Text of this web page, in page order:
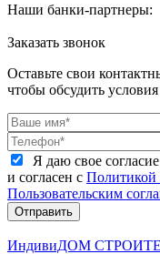
Наши банки-партнеры:
Заказать звонок
Оставьте свои
чтобы обсудить
Я даю свое
и согласен с Политикой
Пользовательским
Отправить
ИндивиДОМ